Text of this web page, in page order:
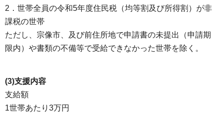
2．世帯全員の令和5年度住民税（均等割及び所得割）が非
課税の世帯
ただし、宗像市、及び前住所地で申請書の未提出（申請期
限内）や書類の不備等で受給できなかった世帯を除く。
(3)支援内容
支給額
1世帯あたり3万円